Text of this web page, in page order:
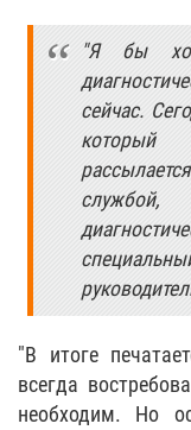
"Я бы
сейчас.
который
"В итоге
всегда
необходим. Но